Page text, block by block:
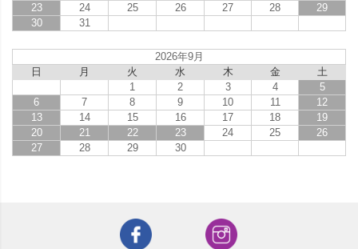
23
24 25 26 27 28
29
30
31
2026年9月
日
月 火 水 木 金
土
1
2 3 4
5
6
7 8 9 10 11
12
13
14 15 16 17 18
19
20
21 22 23 24 25
26
27
28 29 30